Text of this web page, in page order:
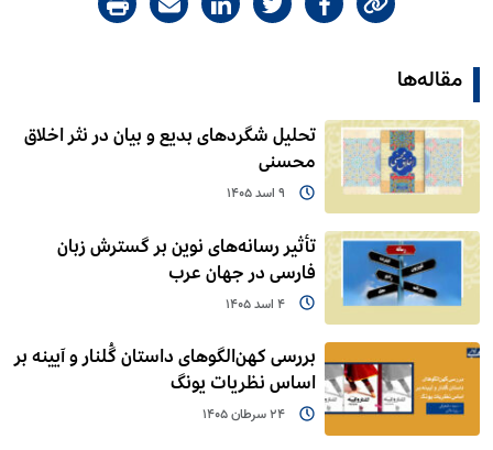
مقاله‌ها
تحلیل شگردهای بدیع و بیان در نثر اخلاق
محسنی
9 اسد 1405
تأثیر رسانه‌های نوین بر گسترش زبان
فارسی در جهان عرب
4 اسد 1405
بررسی کهن‌الگوهای داستان گُلنار و آیینه بر
اساس نظریات یونگ
24 سرطان 1405